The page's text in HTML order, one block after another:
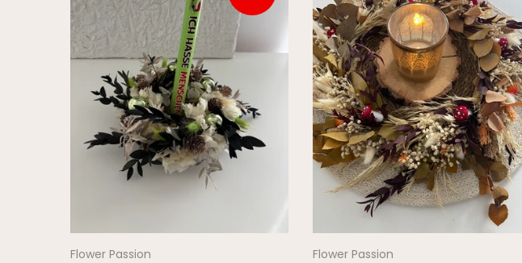
Flower Passion
Flower Passion